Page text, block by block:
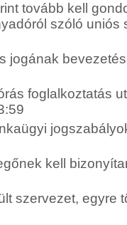
tovább kell
szóló uniós
jogának
foglalkoztatás
kell
szervezet, egyre